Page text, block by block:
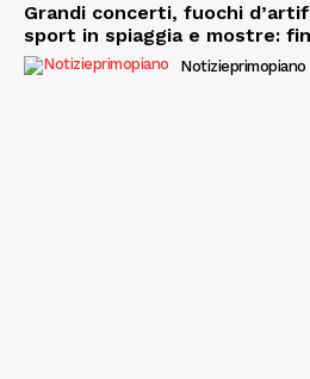
Grandi concerti, fuochi
sport in spiaggia e mostre:
Notizieprimopiano